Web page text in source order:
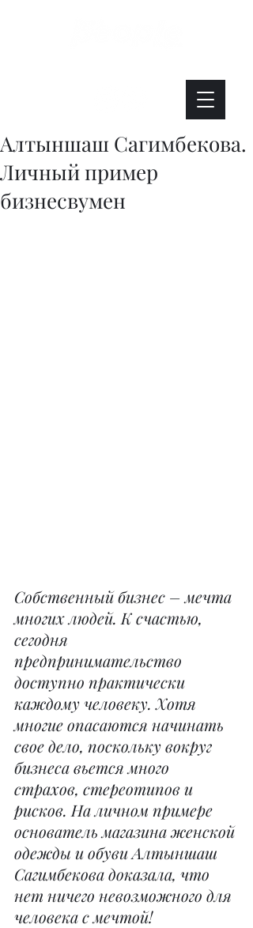
Алтыншаш Сагимбекова.
Личный пример
бизнесвумен
Собственный бизнес – мечта
многих людей. К счастью,
сегодня
предпринимательство
доступно практически
каждому человеку. Хотя
многие опасаются начинать
свое дело, поскольку вокруг
бизнеса вьется много
страхов, стереотипов и
рисков. На личном примере
основатель магазина женской
одежды и обуви Алтыншаш
Сагимбекова доказала, что
нет ничего невозможного для
человека с мечтой!